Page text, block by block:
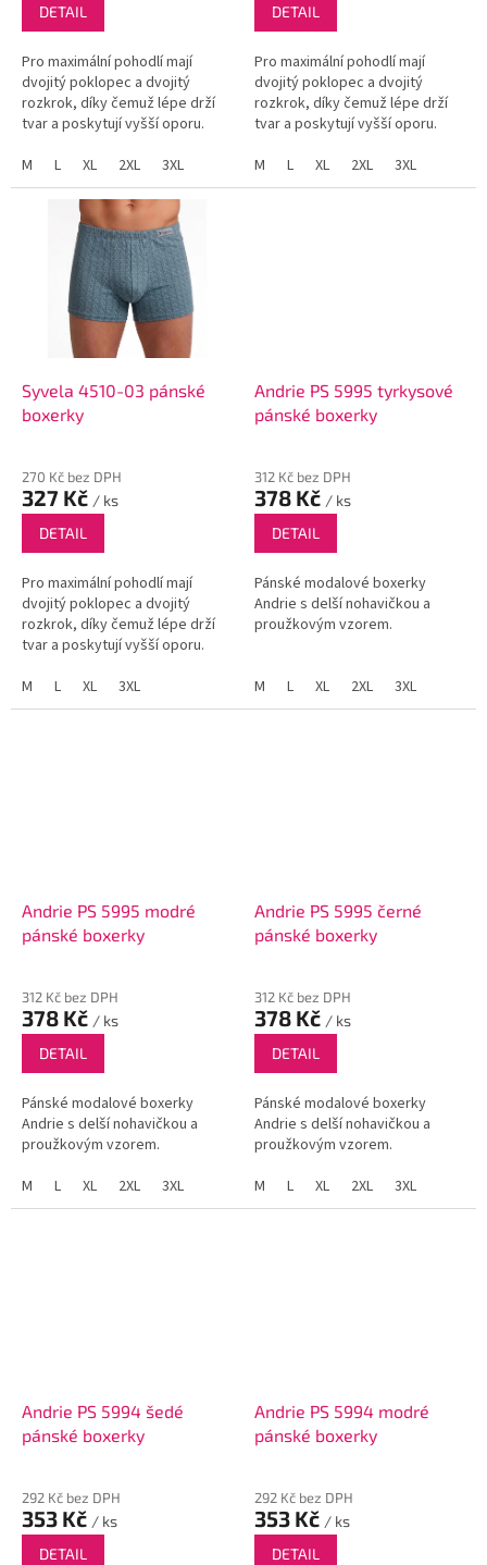
DETAIL
Pro maximální pohodlí mají
dvojitý poklopec a dvojitý
rozkrok, díky čemuž lépe drží
tvar a poskytují vyšší oporu.
a modalu s jemným, elegantním
vzorem nemají žádné...
M L XL 2XL 3XL
DETAIL
Pro maximální pohodlí mají
dvojitý poklopec a dvojitý
rozkrok, díky čemuž lépe drží
tvar a poskytují vyšší oporu.
a modalu s jemným, elegantním
vzorem nemají žádné...
M L XL 2XL 3XL
Syvela 4510-03 pánské
boxerky
270 Kč bez DPH
327 Kč / ks
DETAIL
Pro maximální pohodlí mají
dvojitý poklopec a dvojitý
rozkrok, díky čemuž lépe drží
tvar a poskytují vyšší oporu.
a modalu s jemným, elegantním
vzorem nemají žádné...
M L XL 3XL
Andrie PS 5995 tyrkysové
pánské boxerky
312 Kč bez DPH
378 Kč / ks
DETAIL
Pánské modalové boxerky
Andrie s delší nohavičkou a
proužkovým vzorem.
M L XL 2XL 3XL
Andrie PS 5995 modré
pánské boxerky
312 Kč bez DPH
378 Kč / ks
DETAIL
Pánské modalové boxerky
Andrie s delší nohavičkou a
proužkovým vzorem.
M
L XL 2XL 3XL
Andrie PS 5995 černé
pánské boxerky
312 Kč bez DPH
378 Kč / ks
DETAIL
Pánské modalové boxerky
Andrie s delší nohavičkou a
proužkovým vzorem.
M
L XL 2XL 3XL
Andrie PS 5994 šedé
pánské boxerky
292 Kč bez DPH
353 Kč / ks
DETAIL
Andrie PS 5994 modré
pánské boxerky
292 Kč bez DPH
353 Kč / ks
DETAIL